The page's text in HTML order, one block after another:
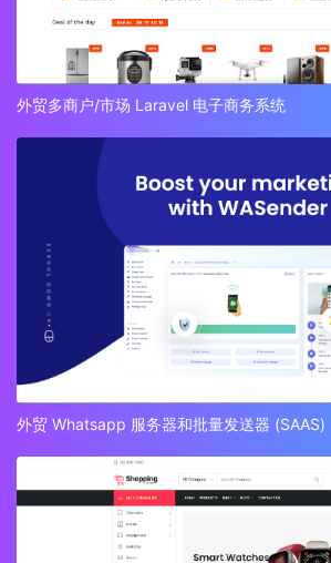
外贸多商户/市场 Laravel 电子商务系统
外贸 Whatsapp 服务器和批量发送器 (SAAS)